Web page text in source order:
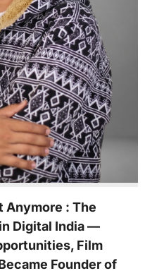
Anymore : The
Digital India —
Film
Founder of